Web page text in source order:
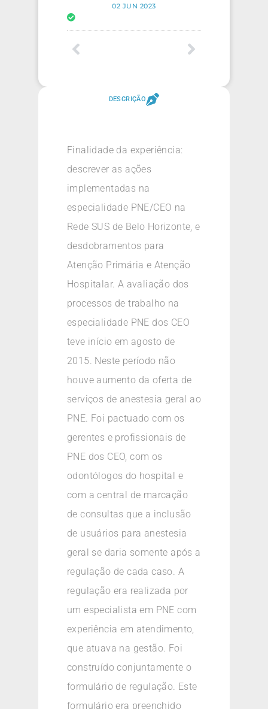
02 JUN 2023
DESCRIÇÃO
Finalidade da experiência:
descrever as ações
implementadas na
especialidade PNE/CEO na
Rede SUS de Belo Horizonte, e
desdobramentos para
Atenção Primária e Atenção
Hospitalar. A avaliação dos
processos de trabalho na
especialidade PNE dos CEO
teve início em agosto de
2015. Neste período não
houve aumento da oferta de
serviços de anestesia geral ao
PNE. Foi pactuado com os
gerentes e profissionais de
PNE dos CEO, com os
odontólogos do hospital e
com a central de marcação
de consultas que a inclusão
de usuários para anestesia
geral se daria somente após a
regulação de cada caso. A
regulação era realizada por
um especialista em PNE com
experiência em atendimento,
que atuava na gestão. Foi
construído conjuntamente o
formulário de regulação. Este
formulário era preenchido